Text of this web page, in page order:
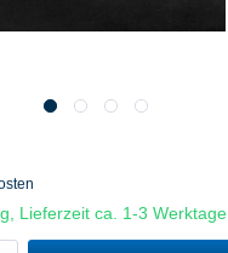
Lieferzeit ca. 1-3 Werktage